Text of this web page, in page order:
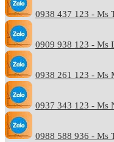
0938 437 123 - Ms
0909 938 123 - Ms
0938 261 123 - Ms
0937 343 123 - Ms
0988 588 936 - Ms